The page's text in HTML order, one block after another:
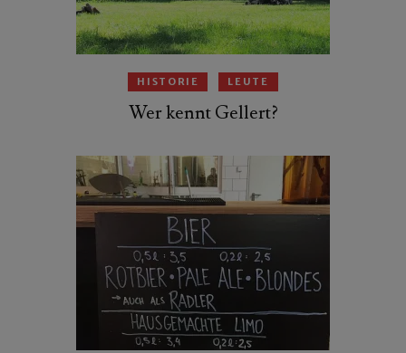
HISTORIE LEUTE
Wer kennt Gellert?